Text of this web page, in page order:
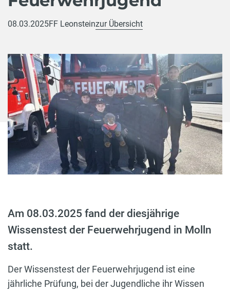
08.03.2025FF Leonsteinzur Übersicht
Am 08.03.2025 fand der diesjährige
Wissenstest der Feuerwehrjugend in Molln
statt.
Der Wissenstest der Feuerwehrjugend ist eine
jährliche Prüfung, bei der Jugendliche ihr Wissen